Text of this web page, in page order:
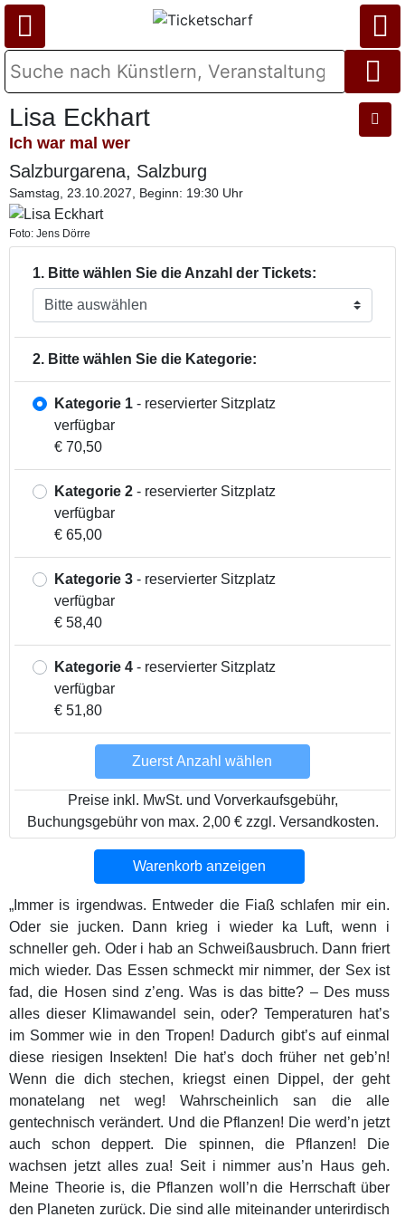
Lisa Eckhart
Ich war mal wer
Salzburgarena, Salzburg
Samstag, 23.10.2027, Beginn: 19:30 Uhr
Foto: Jens Dörre
1. Bitte wählen Sie die Anzahl der Tickets:
2. Bitte wählen Sie die Kategorie:
Kategorie 1 - reservierter Sitzplatz
verfügbar
€ 70,50
Kategorie 2 - reservierter Sitzplatz
verfügbar
€ 65,00
Kategorie 3 - reservierter Sitzplatz
verfügbar
€ 58,40
Kategorie 4 - reservierter Sitzplatz
verfügbar
€ 51,80
Zuerst Anzahl wählen
Preise inkl. MwSt. und Vorverkaufsgebühr,
Buchungsgebühr von max. 2,00 € zzgl. Versandkosten.
Warenkorb anzeigen
„Immer is irgendwas. Entweder die Fiaß schlafen mir ein.
Oder sie jucken. Dann krieg i wieder ka Luft, wenn i
schneller geh. Oder i hab an Schweißausbruch. Dann friert
mich wieder. Das Essen schmeckt mir nimmer, der Sex ist
fad, die Hosen sind z’eng. Was is das bitte? – Des muss
alles dieser Klimawandel sein, oder? Temperaturen hat’s
im Sommer wie in den Tropen! Dadurch gibt’s auf einmal
diese riesigen Insekten! Die hat’s doch früher net geb’n!
Wenn die dich stechen, kriegst einen Dippel, der geht
monatelang net weg! Wahrscheinlich san die alle
gentechnisch verändert. Und die Pflanzen! Die werd’n jetzt
auch schon deppert. Die spinnen, die Pflanzen! Die
wachsen jetzt alles zua! Seit i nimmer aus’n Haus geh.
Meine Theorie is, die Pflanzen woll’n die Herrschaft über
den Planeten zurück. Die sind alle miteinander unterirdisch